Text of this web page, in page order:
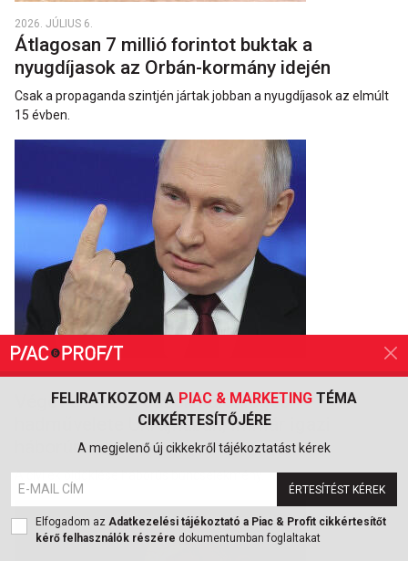
2026. JÚLIUS 6.
Átlagosan 7 millió forintot buktak a
nyugdíjasok az Orbán-kormány idején
Csak a propaganda szintjén jártak jobban a nyugdíjasok az elmúlt
15 évben.
2026. JÚLIUS 6.
Véget ért az oroszok különleges
hadművelete Ukrajnában, immár igazi
háborúra állnak át
A civilek öldöklése háborús bűncselekmény.
FELIRATKOZOM A PIAC & MARKETING TÉMA
CIKKÉRTESÍTŐJÉRE
A megjelenő új cikkekről tájékoztatást kérek
ÉRTESÍTÉST KÉREK
Elfogadom az Adatkezelési tájékoztató a Piac & Profit cikkértesítőt
kérő felhasználók részére dokumentumban foglaltakat